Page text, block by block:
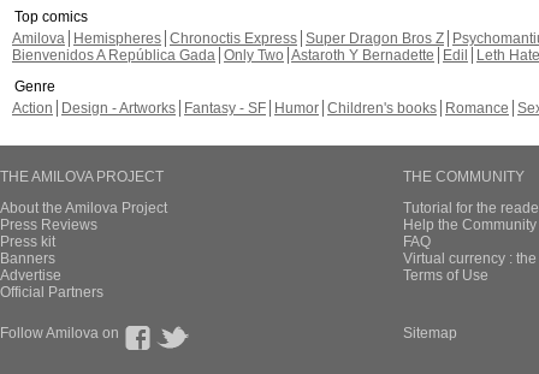
Top comics
Amilova
Hemispheres Chronoctis Express Super Dragon Bros Z
Bienvenidos A República Gada Only Two Astaroth Y Bernadette Edil
Leth Hate
Genre
Action
Design - Artworks Fantasy - SF Humor Children's books Romance
THE AMILOVA PROJECT
About the Amilova Project
Press Reviews
Press kit
Banners
Advertise
Official Partners
THE COMMUNITY
Tutorial for the
Help the
FAQ
Virtual currency :
Terms of Use
Follow Amilova on Sitemap